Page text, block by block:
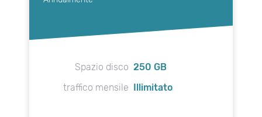
Spazio disco 250 GB
traffico mensile Illimitato